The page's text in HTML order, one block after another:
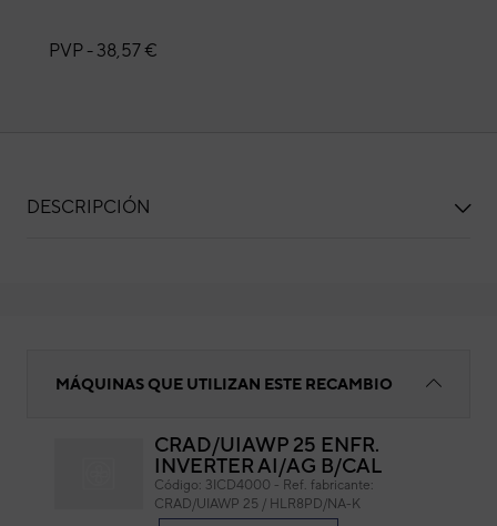
PVP - 38,57 €
DESCRIPCIÓN
MÁQUINAS QUE UTILIZAN ESTE RECAMBIO
CRAD/UIAWP 25 ENFR.
INVERTER AI/AG B/CAL
Código: 3ICD4000 - Ref. fabricante:
CRAD/UIAWP 25 / HLR8PD/NA-K